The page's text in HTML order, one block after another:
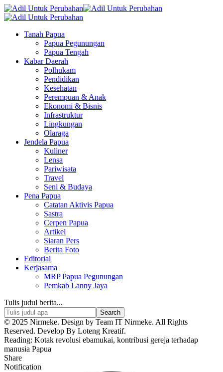
Tanah Papua
Papua Pegunungan
Papua Tengah
Kabar Daerah
Polhukam
Pendidikan
Kesehatan
Perempuan & Anak
Ekonomi & Bisnis
Infrastruktur
Lingkungan
Olaraga
Jendela Papua
Kuliner
Lensa
Pariwisata
Travel
Seni & Budaya
Pena Papua
Catatan Aktivis Papua
Sastra
Cerpen Papua
Artikel
Siaran Pers
Berita Foto
Editorial
Kerjasama
MRP Papua Pegunungan
Pemkab Lanny Jaya
Tulis judul berita...
© 2025 Nirmeke. Design by Team IT Nirmeke. All Rights
Reserved. Develop By Loteng Kreatif.
Reading: Kotak revolusi ebamukai, kontribusi gereja terhadap
manusia Papua
Share
Notification